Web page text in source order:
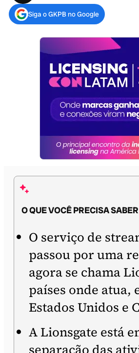
Siga o GKPB no Google
O QUE VOCÊ PRECISA SABER
O serviço de
passou por uma
agora se chama
países onde atua,
Estados Unidos e
A Lionsgate está